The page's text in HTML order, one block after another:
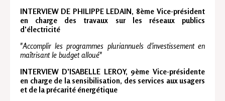
INTERVIEW DE PHILIPPE LEDAIN, 8ème Vice-président
en charge des travaux sur les réseaux publics
d'électricité
"Accomplir les programmes pluriannuels d'investissement en
maîtrisant le budget alloué"
INTERVIEW D'ISABELLE LEROY, 9ème Vice-présidente
en charge de la sensibilisation, des services aux usagers
et de la précarité énergétique